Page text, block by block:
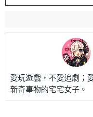
愛玩遊戲，不愛追劇；
新奇事物的宅宅女子。